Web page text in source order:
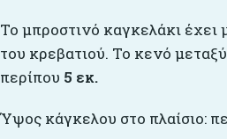
Το μπροστινό καγκελάκι έχει
του κρεβατιού. Το κενό
περίπου 5 εκ.
Ύψος κάγκελου στο πλαίσιο: